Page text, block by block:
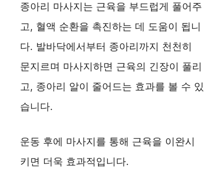
종아리 마사지는 근육을 부드럽게 풀어주
고, 혈액 순환을 촉진하는 데 도움이 됩니
다. 발바닥에서부터 종아리까지 천천히
문지르며 마사지하면 근육의 긴장이 풀리
고, 종아리 알이 줄어드는 효과를 볼 수 있
습니다.
운동 후에 마사지를 통해 근육을 이완시
키면 더욱 효과적입니다.